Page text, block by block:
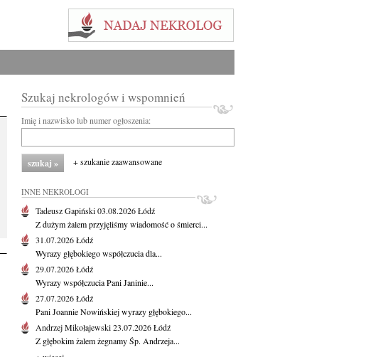
Szukaj nekrologów i wspomnień
Imię i nazwisko lub numer ogłoszenia:
+ szukanie zaawansowane
INNE NEKROLOGI
Tadeusz Gapiński03.08.2026Łódź
Z dużym żalem przyjęliśmy wiadomość o śmierci...
31.07.2026Łódź
Wyrazy głębokiego współczucia dla...
29.07.2026Łódź
Wyrazy współczucia Pani Janinie...
27.07.2026Łódź
Pani Joannie Nowińskiej wyrazy głębokiego...
Andrzej Mikołajewski23.07.2026Łódź
Z głębokim żalem żegnamy Śp. Andrzeja...